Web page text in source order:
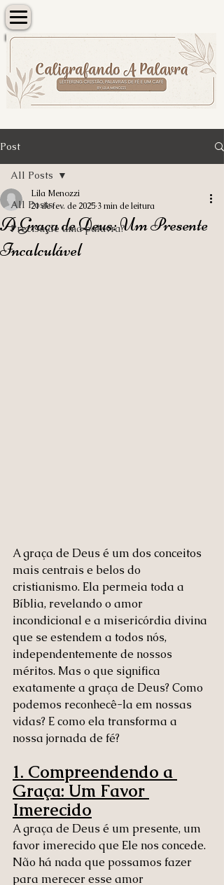
Post
All Posts
Precisa de uma palavra?
All Posts
A Graça de Deus: Um Presente
Incalculável
Lila Menozzi
21 de fev. de 2025 3 min de leitura
A graça de Deus é um dos conceitos
mais centrais e belos do
cristianismo. Ela permeia toda a
Bíblia, revelando o amor
incondicional e a misericórdia divina
que se estendem a todos nós,
independentemente de nossos
méritos. Mas o que significa
exatamente a graça de Deus? Como
podemos reconhecê-la em nossas
vidas? E como ela transforma a
nossa jornada de fé?
1. Compreendendo a
Graça: Um Favor
Imerecido
A graça de Deus é um presente, um
favor imerecido que Ele nos concede.
Não há nada que possamos fazer
para merecer esse amor